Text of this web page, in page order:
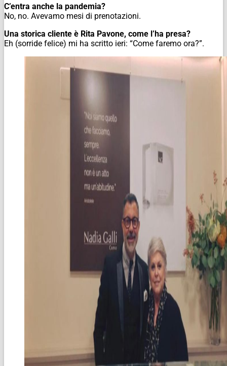
C’entra anche la pandemia?
No, no. Avevamo mesi di prenotazioni.
Una storica cliente è Rita Pavone, come l’ha presa?
Eh (sorride felice) mi ha scritto ieri: “Come faremo ora?”.